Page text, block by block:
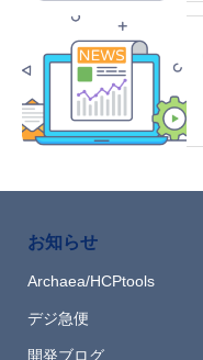
お知らせ
Archaea/HCPtools
デジ急便
開発ブログ